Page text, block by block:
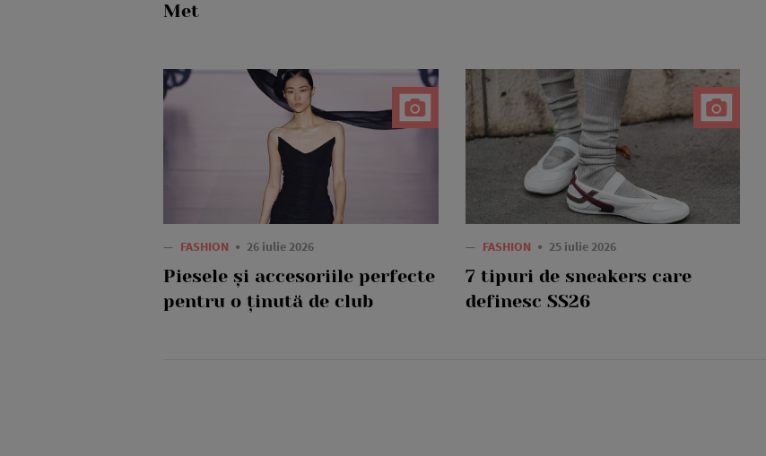
Met
— FASHION 26 iulie 2026
Piesele și accesoriile perfecte
pentru o ținută de club
— FASHION 25 iulie 2026
7 tipuri de sneakers care
definesc SS26